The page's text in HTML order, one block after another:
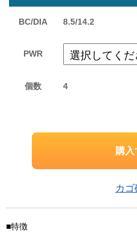
BC/DIA 8.5/14.2
PWR
個数 4
カ
■特徴